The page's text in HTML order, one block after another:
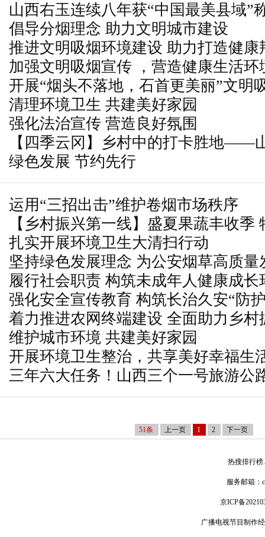
山西右玉连续八年获“中国最美县域”
倡导分烟理念 助力文明城市建设
推进文明吸烟环境建设 助力打造健康
加强文明吸烟宣传 ，营造健康生活环
开展“烟头不落地，石首更美丽”文明
清理环境卫生 共建美好家园
强化法治宣传 营造良好氛围
【四季云冈】乡村中的打卡胜地——
区西韩岭乡北村御乐园
绿色发展 节约先行
运用“三招出击”维护卷烟市场秩序
【乡村振兴第一线】盛夏果蔬丰收季
振兴
扎实开展环境卫生大清扫行动
坚持绿色发展理念 为公安烟草高质量
履行社会职责 构筑未成年人健康成长
强化安全宣传教育 构筑长治久安“防
着力推进农网终端建设 全面助力乡村
维护城市环境 共建美好家园
开展环境卫生整治，共享美好幸福生
三年六大任务！山西三个一号旅游公
51条 上一页 1 2 下一页
热搜排行榜
服务邮箱：
京ICP备
广播电视节目制作